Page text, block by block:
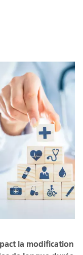
la modification